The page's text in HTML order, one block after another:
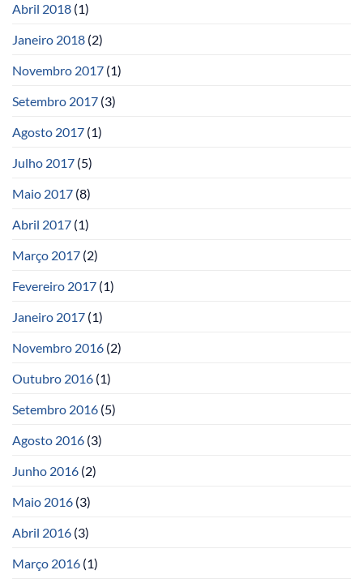
Abril 2018 (1)
Janeiro 2018 (2)
Novembro 2017 (1)
Setembro 2017 (3)
Agosto 2017 (1)
Julho 2017 (5)
Maio 2017 (8)
Abril 2017 (1)
Março 2017 (2)
Fevereiro 2017 (1)
Janeiro 2017 (1)
Novembro 2016 (2)
Outubro 2016 (1)
Setembro 2016 (5)
Agosto 2016 (3)
Junho 2016 (2)
Maio 2016 (3)
Abril 2016 (3)
Março 2016 (1)